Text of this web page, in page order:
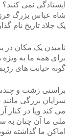
ایستادگی نمی
شاه عباس بزرگ
یک جلاد تاریخ نام
نامیدن یک مکان در
برای همه ما به ویژه
گونه خیانت های
براستی زشت و
سرایان بزرگی
می کند ویا در کنار
ملی ما آن چنان به
اماکن ما گذاشته